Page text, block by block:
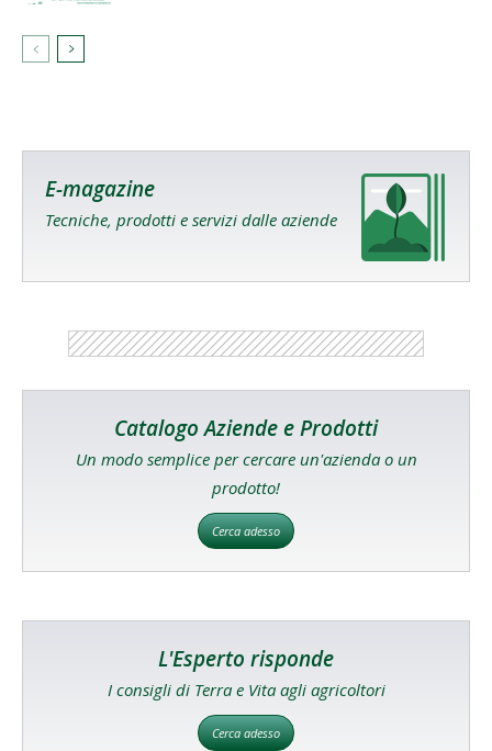
E-magazine
Tecniche, prodotti e servizi dalle aziende
Catalogo Aziende e Prodotti
Un modo semplice per cercare un'azienda o un
prodotto!
Cerca adesso
L'Esperto risponde
I consigli di Terra e Vita agli agricoltori
Cerca adesso